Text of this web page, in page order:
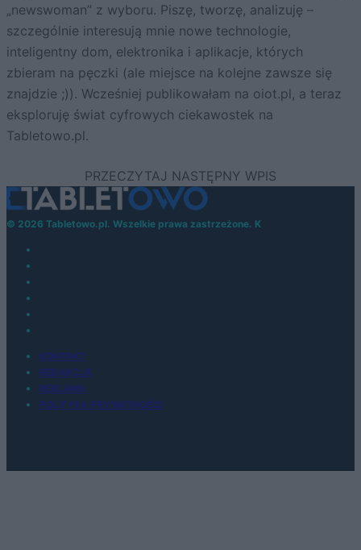
„newswoman” z wyboru. Piszę, tworzę, analizuję –
szczególnie interesują mnie nowe technologie,
inteligentny dom, elektronika i aplikacje, których
zbieram na pęczki (ale miejsce na kolejne zawsze się
znajdzie ;)). Wcześniej publikowałam na oiot.pl, a teraz
eksploruję świat cyfrowych ciekawostek na
Tabletowo.pl.
© 2026 Tabletowo.pl. Wszelkie prawa zastrzeżone. K
KONTAKT
REDAKCJA
REKLAMA
POLITYKA PRYWATNOŚCI